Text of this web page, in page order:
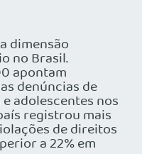
dimensão
no Brasil.
apontam
denúncias de
adolescentes nos
registrou mais
de direitos
a 22% em